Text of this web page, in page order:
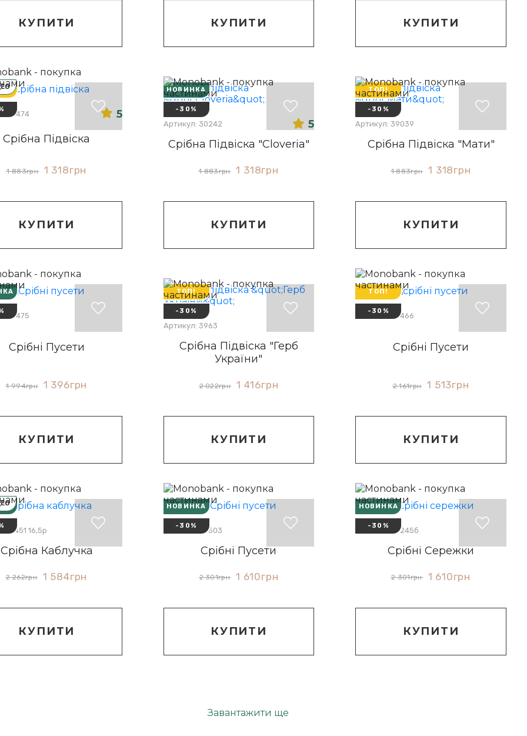
КУПИТИ КУПИТИ КУПИТИ
30474
5
Срібна Підвіска
1 883грн 1 318грн
КУПИТИ
НОВИНКА
-30%
Артикул: 30242
5
Срібна Підвіска "Cloveria"
1 883грн 1 318грн
КУПИТИ
ТОП!
-30%
Артикул: 39039
Срібна Підвіска "Мати"
1 883грн 1 318грн
КУПИТИ
20475
Срібні Пусети
1 994грн 1 396грн
КУПИТИ
ТОП!
-30%
Артикул: 3963
Срібна Підвіска "Герб
України"
2 022грн 1 416грн
КУПИТИ
ТОП!
-30%
Артикул: 20466
Срібні Пусети
2 161грн 1 513грн
КУПИТИ
10451 16,5р
Срібна Каблучка
2 262грн 1 584грн
КУПИТИ
НОВИНКА
-30%
Артикул: 20503
Срібні Пусети
2 301грн 1 610грн
КУПИТИ
НОВИНКА
-30%
Артикул: 20245б
Срібні Сережки
2 301грн 1 610грн
КУПИТИ
Завантажити ще